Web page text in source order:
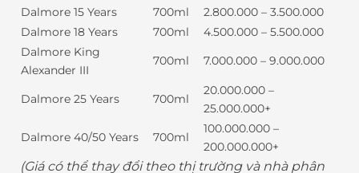
Dalmore 15 Years
700ml
2.800.000 – 3.500.000
Dalmore 18 Years
700ml
4.500.000 – 5.500.000
Dalmore King
Alexander III
700ml 7.000.000 – 9.000.000
Dalmore 25 Years 700ml
20.000.000 –
25.000.000+
Dalmore 40/50 Years
700ml
100.000.000 –
200.000.000+
(Giá có thể thay đổi theo thị trường và nhà phân